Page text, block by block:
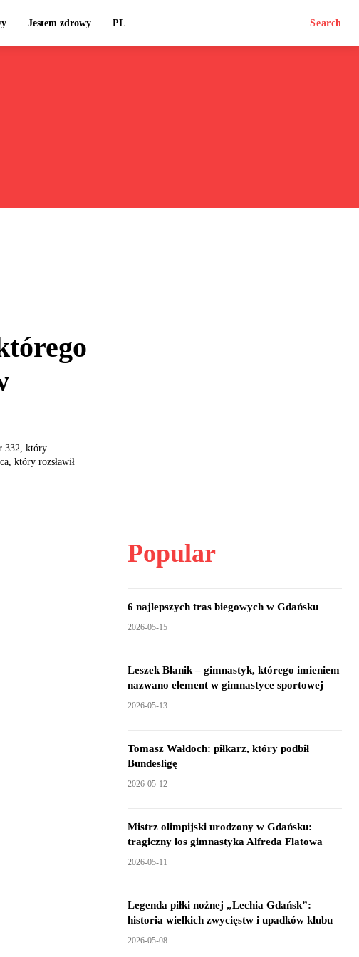
Jestem zdrowy PL Search
332, który
który rozsławił
Popular
6 najlepszych tras biegowych w Gdańsku
2026-05-15
Leszek Blanik – gimnastyk, którego imieniem
nazwano element w gimnastyce sportowej
2026-05-13
Tomasz Wałdoch: piłkarz, który podbił
Bundesligę
2026-05-12
Mistrz olimpijski urodzony w Gdańsku:
tragiczny los gimnastyka Alfreda Flatowa
2026-05-11
Legenda piłki nożnej „Lechia Gdańsk”:
historia wielkich zwycięstw i upadków klubu
2026-05-08